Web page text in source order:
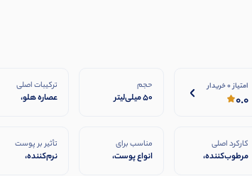
امتیاز 0 خریدار
0.0
حجم
۵۰ میلی‌لیتر
ترکیبات اصلی
عصاره هلو،
مغذی
کارکرد اصلی
مرطوب‌کننده،
مناسب برای
انواع پوست،
تأثیر بر پوست
نرم‌کننده،